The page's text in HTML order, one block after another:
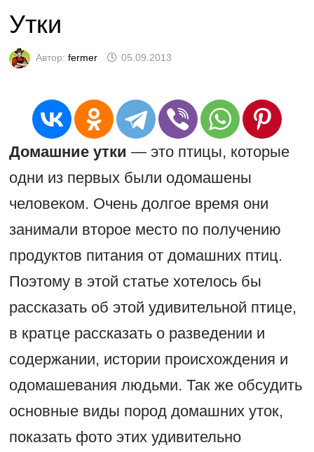
Утки
Автор: fermer 05.09.2013
Домашние утки — это птицы, которые
одни из первых были одомашены
человеком. Очень долгое время они
занимали второе место по получению
продуктов питания от домашних птиц.
Поэтому в этой статье хотелось бы
рассказать об этой удивительной птице,
в кратце рассказать о разведении и
содержании, истории происхождения и
одомашевания людьми. Так же обсудить
основные виды пород домашних уток,
показать фото этих удивительно